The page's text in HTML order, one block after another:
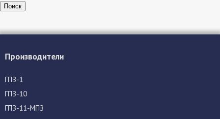
Поиск
Производители
ГПЗ-1
ГПЗ-10
ГПЗ-11-МПЗ